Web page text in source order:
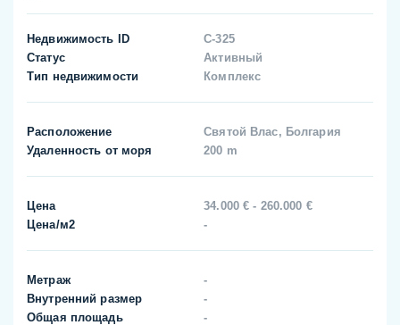
Недвижимость ID
C-325
Статус
Активный
Тип недвижимости
Комплекс
Расположение
Святой Влас, Болгария
Удаленность от моря
200 m
Цена
34.000 € - 260.000 €
Цена/м2
-
Метраж
-
Внутренний размер
-
Общая площадь
-